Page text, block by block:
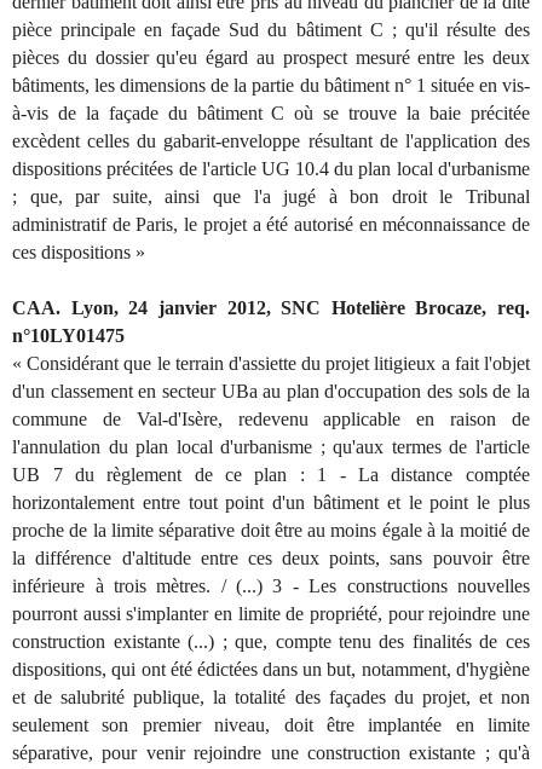
pièce principale en façade Sud du bâtiment C ; qu'il résulte des
pièces du dossier qu'eu égard au prospect mesuré entre les deux
bâtiments, les dimensions de la partie du bâtiment n° 1 située en vis-
à-vis de la façade du bâtiment C où se trouve la baie précitée
excèdent celles du gabarit-enveloppe résultant de l'application des
dispositions précitées de l'article UG 10.4 du plan local d'urbanisme
; que, par suite, ainsi que l'a jugé à bon droit le Tribunal
administratif de Paris, le projet a été autorisé en méconnaissance de
ces dispositions »
CAA. Lyon, 24 janvier 2012, SNC Hotelière Brocaze, req.
n°10LY01475
« Considérant que le terrain d'assiette du projet litigieux a fait l'objet
d'un classement en secteur UBa au plan d'occupation des sols de la
commune de Val-d'Isère, redevenu applicable en raison de
l'annulation du plan local d'urbanisme ; qu'aux termes de l'article
UB 7 du règlement de ce plan : 1 - La distance comptée
horizontalement entre tout point d'un bâtiment et le point le plus
proche de la limite séparative doit être au moins égale à la moitié de
la différence d'altitude entre ces deux points, sans pouvoir être
inférieure à trois mètres. / (...) 3 - Les constructions nouvelles
pourront aussi s'implanter en limite de propriété, pour rejoindre une
construction existante (...) ; que, compte tenu des finalités de ces
dispositions, qui ont été édictées dans un but, notamment, d'hygiène
et de salubrité publique, la totalité des façades du projet, et non
seulement son premier niveau, doit être implantée en limite
séparative, pour venir rejoindre une construction existante ; qu'à